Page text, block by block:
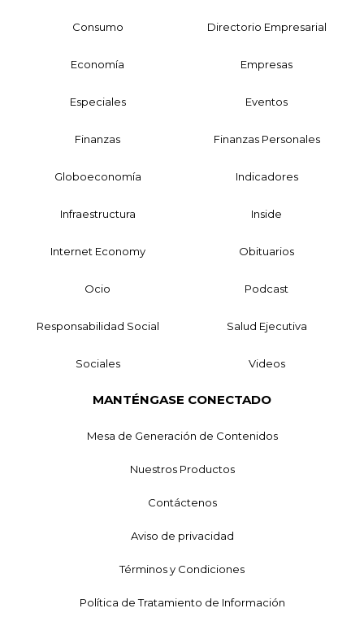
Consumo Directorio Empresarial
Economía Empresas
Especiales Eventos
Finanzas Finanzas Personales
Globoeconomía Indicadores
Infraestructura Inside
Internet Economy Obituarios
Ocio Podcast
Responsabilidad Social Salud Ejecutiva
Sociales Videos
MANTÉNGASE CONECTADO
Mesa de Generación de Contenidos
Nuestros Productos
Contáctenos
Aviso de privacidad
Términos y Condiciones
Política de Tratamiento de Información